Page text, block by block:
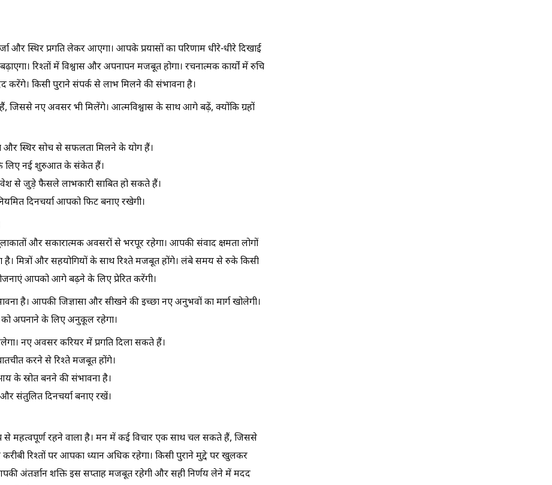
और स्थिर प्रगति लेकर आएगा। आपके प्रयासों का परिणाम धीरे-धीरे दिखाई
रिश्तों में विश्वास और अपनापन मजबूत होगा। रचनात्मक कार्यों में रुचि
किसी पुराने संपर्क से लाभ मिलने की संभावना है।
जिससे नए अवसर भी मिलेंगे। आत्मविश्वास के साथ आगे बढ़ें, क्योंकि ग्रहों
और स्थिर सोच से सफलता मिलने के योग हैं।
के लिए नई शुरुआत के संकेत हैं।
से जुड़े फैसले लाभकारी साबित हो सकते हैं।
दिनचर्या आपको फिट बनाए रखेगी।
और सकारात्मक अवसरों से भरपूर रहेगा। आपकी संवाद क्षमता लोगों
है। मित्रों और सहयोगियों के साथ रिश्ते मजबूत होंगे। लंबे समय से रुके किसी
आपको आगे बढ़ने के लिए प्रेरित करेंगी।
है। आपकी जिज्ञासा और सीखने की इच्छा नए अनुभवों का मार्ग खोलेगी।
अपनाने के लिए अनुकूल रहेगा।
नए अवसर करियर में प्रगति दिला सकते हैं।
करने से रिश्ते मजबूत होंगे।
के स्रोत बनने की संभावना है।
और संतुलित दिनचर्या बनाए रखें।
से महत्वपूर्ण रहने वाला है। मन में कई विचार एक साथ चल सकते हैं, जिससे
रिश्तों पर आपका ध्यान अधिक रहेगा। किसी पुराने मुद्दे पर खुलकर
अंतर्ज्ञान शक्ति इस सप्ताह मजबूत रहेगी और सही निर्णय लेने में मदद